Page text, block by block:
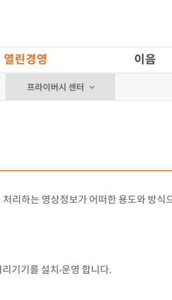
열린경영 이음
프라이버시 센터
리하는 영상정보가 어떠한 용도와 방식
기기를 설치·운영 합니다.